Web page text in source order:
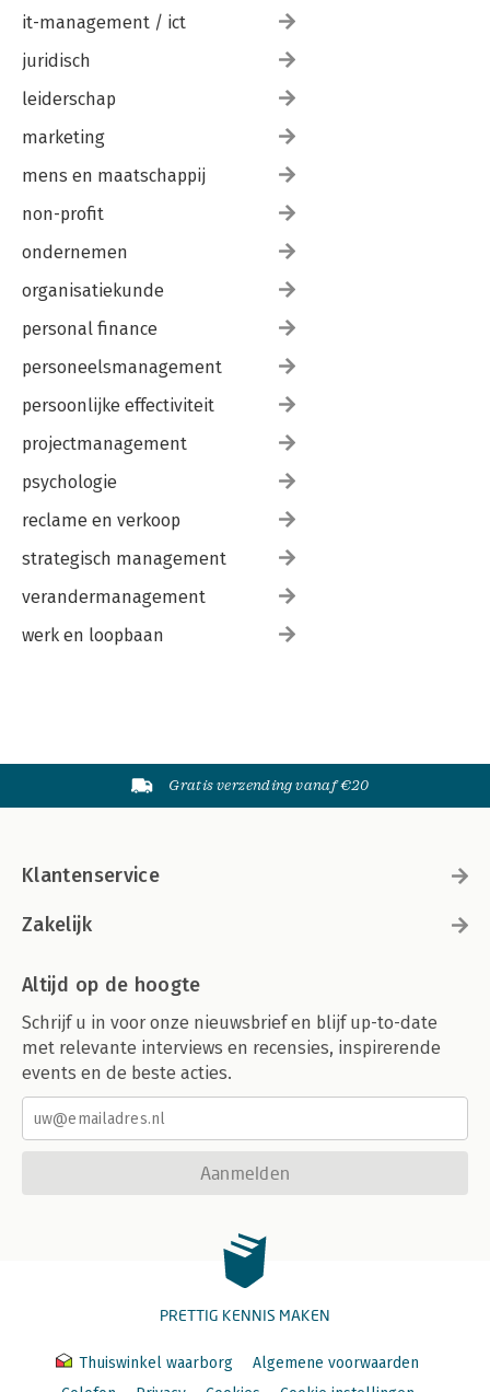
it-management / ict
juridisch
leiderschap
marketing
mens en maatschappij
non-profit
ondernemen
organisatiekunde
personal finance
personeelsmanagement
persoonlijke effectiviteit
projectmanagement
psychologie
reclame en verkoop
strategisch management
verandermanagement
werk en loopbaan
Gratis verzending vanaf €20
Klantenservice
Zakelijk
Altijd op de hoogte
Schrijf u in voor onze nieuwsbrief en blijf up-to-date
met relevante interviews en recensies, inspirerende
events en de beste acties.
Aanmelden
PRETTIG KENNIS MAKEN
Thuiswinkel waarborg
Algemene voorwaarden